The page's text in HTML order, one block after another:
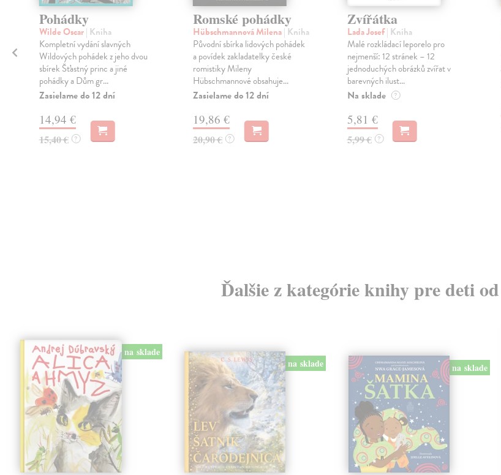
Pohádky
Wilde Oscar| Kniha
Kompletní vydání slavných
Wildových pohádek z jeho dvou
sbírek Šťastný princ a jiné
pohádky a Dům gr...
Zasielame do 12 dní
14,94 €
15,40 € ?
Romské pohádky
Hübschmannová Milena| Kniha
Původní sbírka lidových pohádek
a povídek zakladatelky české
romistiky Mileny
Hübschmannové obsahuje...
Zasielame do 12 dní
19,86 €
20,90 € ?
Zvířátka
Lada Josef| Kniha
Malé rozkládací leporelo pro
nejmenší: 12 stránek – 12
jednoduchých obrázků zvířat v
barevných ilust...
Na sklade ?
5,81 €
5,99 € ?
Ďalšie z kategórie knihy pre deti
na sklade
na sklade na sklade